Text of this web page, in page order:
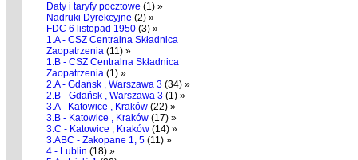
Daty i taryfy pocztowe (1) »
Nadruki Dyrekcyjne (2) »
FDC 6 listopad 1950 (3) »
1.A - CSZ Centralna Składnica
Zaopatrzenia (11) »
1.B - CSZ Centralna Składnica
Zaopatrzenia (1) »
2.A - Gdańsk , Warszawa 3 (34) »
2.B - Gdańsk , Warszawa 3 (1) »
3.A - Katowice , Kraków (22) »
3.B - Katowice , Kraków (17) »
3.C - Katowice , Kraków (14) »
3.ABC - Zakopane 1, 5 (11) »
4 - Lublin (18) »